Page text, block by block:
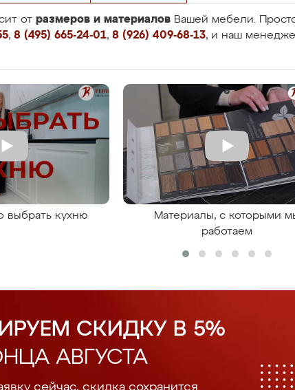
от размеров и материалов Вашей мебели.
, 8 (495) 665-24-01, 8 (926) 409-68-13, и наш
выбрать кухню
Материалы, с которыми
работаем
СКИДКУ В 5%
АВГУСТА
сейчас, скидка сохранится.